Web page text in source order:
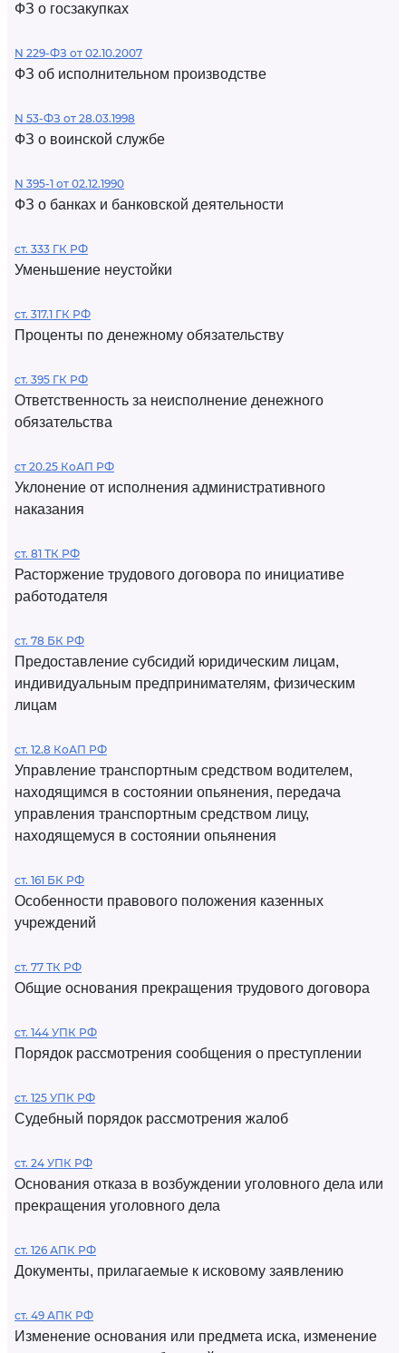
ФЗ о госзакупках
N 229-ФЗ от 02.10.2007
ФЗ об исполнительном производстве
N 53-ФЗ от 28.03.1998
ФЗ о воинской службе
N 395-1 от 02.12.1990
ФЗ о банках и банковской деятельности
ст. 333 ГК РФ
Уменьшение неустойки
ст. 317.1 ГК РФ
Проценты по денежному обязательству
ст. 395 ГК РФ
Ответственность за неисполнение денежного
обязательства
ст 20.25 КоАП РФ
Уклонение от исполнения административного
наказания
ст. 81 ТК РФ
Расторжение трудового договора по инициативе
работодателя
ст. 78 БК РФ
Предоставление субсидий юридическим лицам,
индивидуальным предпринимателям, физическим
лицам
ст. 12.8 КоАП РФ
Управление транспортным средством водителем,
находящимся в состоянии опьянения, передача
управления транспортным средством лицу,
находящемуся в состоянии опьянения
ст. 161 БК РФ
Особенности правового положения казенных
учреждений
ст. 77 ТК РФ
Общие основания прекращения трудового договора
ст. 144 УПК РФ
Порядок рассмотрения сообщения о преступлении
ст. 125 УПК РФ
Судебный порядок рассмотрения жалоб
ст. 24 УПК РФ
Основания отказа в возбуждении уголовного дела или
прекращения уголовного дела
ст. 126 АПК РФ
Документы, прилагаемые к исковому заявлению
ст. 49 АПК РФ
Изменение основания или предмета иска, изменение